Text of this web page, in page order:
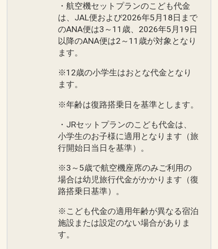
・航空機セットプランのこども代金
は、JAL便および2026年5月18日まで
のANA便は3～11歳、2026年5月19日
以降のANA便は2～11歳が対象となり
ます。
※12歳の小学生はおとな代金となり
ます。
※年齢は復路搭乗日を基準とします。
・JRセットプランのこども代金は、
小学生のお子様に適用となります（旅
行開始日当日を基準）。
※3～5歳で航空機座席のみご利用の
場合は幼児旅行代金がかかります（復
路搭乗日基準）。
※こども代金の適用年齢が異なる宿泊
施設または設定のない場合がありま
す。